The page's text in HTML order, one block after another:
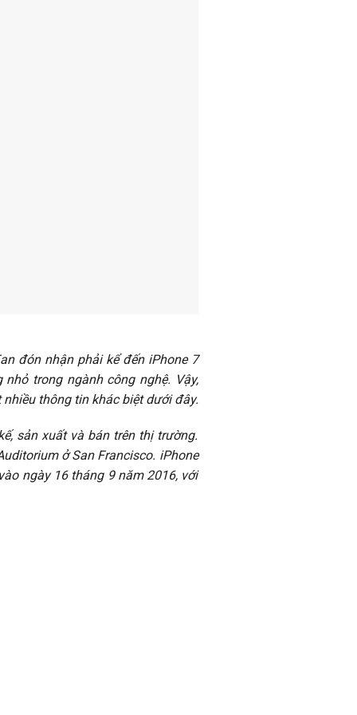
đón nhận phải kể đến iPhone 7
trong ngành công nghệ. Vậy,
thông tin khác biệt dưới đây.
sản xuất và bán trên thị trường.
ở San Francisco. iPhone
ngày 16 tháng 9 năm 2016, với